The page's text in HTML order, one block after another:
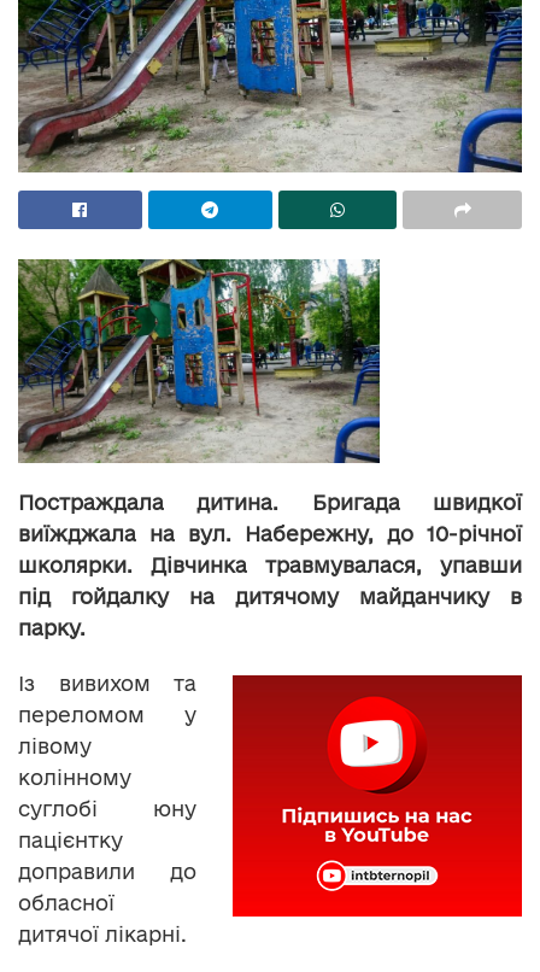
Постраждала дитина. Бригада швидкої
виїжджала на вул. Набережну, до 10-річної
школярки. Дівчинка травмувалася, упавши
під гойдалку на дитячому майданчику в
парку.
Із вивихом та
переломом у
лівому
колінному
суглобі юну
пацієнтку
доправили до
обласної
дитячої лікарні.